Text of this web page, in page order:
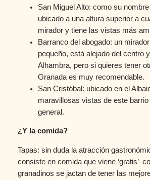
San Miguel Alto: como su
ubicado a una altura superior a
mirador y tiene las vistas más
Barranco del abogado: un
pequeño, está alejado del centro
Alhambra, pero si quieres tener
Granada es muy recomendable.
San Cristóbal: ubicado en el
maravillosas vistas de este
general.
¿Y la comida?
Tapas: sin duda la atracción
consiste en comida que viene ‘gratis’
granadinos se jactan de tener las